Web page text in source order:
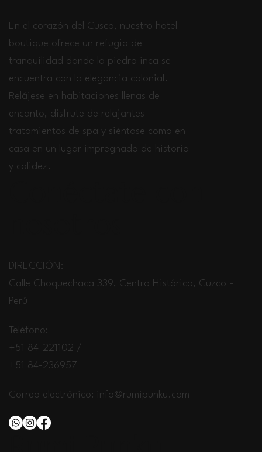
En el corazón del Cusco, nuestro hotel
boutique ofrece un refugio de
tranquilidad donde la piedra inca se
encuentra con la elegancia colonial.
Relájese en habitaciones llenas de
encanto, disfrute de relajantes
tratamientos de spa y siéntase como en
casa en un lugar impregnado de historia
y calidez.
DIRECCIÓN:
Calle Choquechaca 339, Centro Histórico, Cuzco -
Perú
Teléfono:
+51 84-221102 /
+51 84-236957
Correo electrónico: info@rumipunku.com